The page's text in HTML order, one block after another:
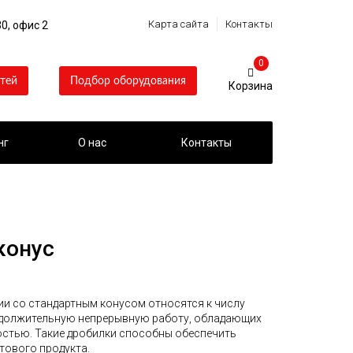
офис 2 Карта сайта Контакты
Подбор оборудования
0
О нас Контакты
со стандартным конусом относятся к числу
непрерывную работу, обладающих
Такие дробилки способны обеспечить
продукта.